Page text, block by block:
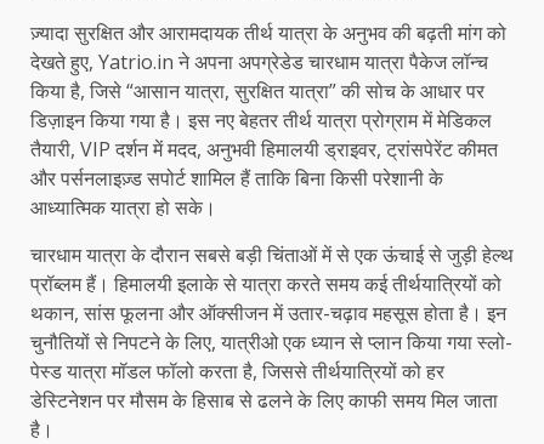
ज़्यादा सुरक्षित और आरामदायक तीर्थ यात्रा के अनुभव की बढ़ती मांग को
देखते हुए, Yatrio.in ने अपना अपग्रेडेड चारधाम यात्रा पैकेज लॉन्च
किया है, जिसे “आसान यात्रा, सुरक्षित यात्रा” की सोच के आधार पर
डिज़ाइन किया गया है। इस नए बेहतर तीर्थ यात्रा प्रोग्राम में मेडिकल
तैयारी, VIP दर्शन में मदद, अनुभवी हिमालयी ड्राइवर, ट्रांसपेरेंट कीमत
और पर्सनलाइज़्ड सपोर्ट शामिल हैं ताकि बिना किसी परेशानी के
आध्यात्मिक यात्रा हो सके।
चारधाम यात्रा के दौरान सबसे बड़ी चिंताओं में से एक ऊंचाई से जुड़ी हेल्थ
प्रॉब्लम हैं। हिमालयी इलाके से यात्रा करते समय कई तीर्थयात्रियों को
थकान, सांस फूलना और ऑक्सीजन में उतार-चढ़ाव महसूस होता है। इन
चुनौतियों से निपटने के लिए, यात्रीओ एक ध्यान से प्लान किया गया स्लो-
पेस्ड यात्रा मॉडल फॉलो करता है, जिससे तीर्थयात्रियों को हर
डेस्टिनेशन पर मौसम के हिसाब से ढलने के लिए काफी समय मिल जाता
है।